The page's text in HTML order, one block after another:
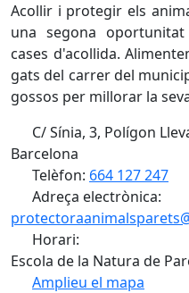
Acollir i protegir els
una segona
cases d'acollida.
gats del carrer del
gossos per millorar la
C/ Sínia, 3, Polígon
Barcelona
Telèfon: 664 127 247
Adreça electrònica:
Horari:
Escola de la Natura de
Amplieu el mapa